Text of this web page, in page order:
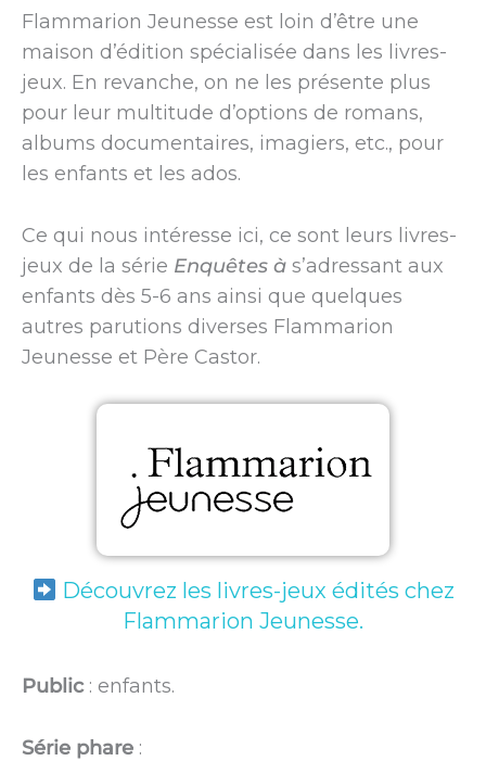
Flammarion Jeunesse est loin d’être une
maison d’édition spécialisée dans les livres-
jeux. En revanche, on ne les présente plus
pour leur multitude d’options de romans,
albums documentaires, imagiers, etc., pour
les enfants et les ados.
Ce qui nous intéresse ici, ce sont leurs livres-
jeux de la série Enquêtes à s’adressant aux
enfants dès 5-6 ans ainsi que quelques
autres parutions diverses Flammarion
Jeunesse et Père Castor.
Découvrez les livres-jeux édités chez
Flammarion Jeunesse.
Public: enfants.
Série phare :